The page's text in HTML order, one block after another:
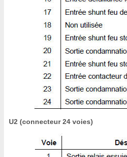
U2 (connecteur 24 voies)